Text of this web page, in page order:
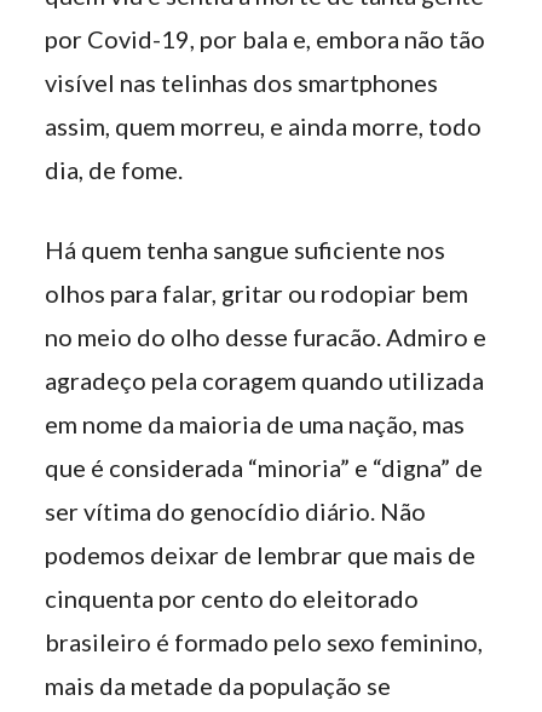
por Covid-19, por bala e, embora não tão
visível nas telinhas dos smartphones
assim, quem morreu, e ainda morre, todo
dia, de fome.
Há quem tenha sangue suficiente nos
olhos para falar, gritar ou rodopiar bem
no meio do olho desse furacão. Admiro e
agradeço pela coragem quando utilizada
em nome da maioria de uma nação, mas
que é considerada “minoria” e “digna” de
ser vítima do genocídio diário. Não
podemos deixar de lembrar que mais de
cinquenta por cento do eleitorado
brasileiro é formado pelo sexo feminino,
mais da metade da população se